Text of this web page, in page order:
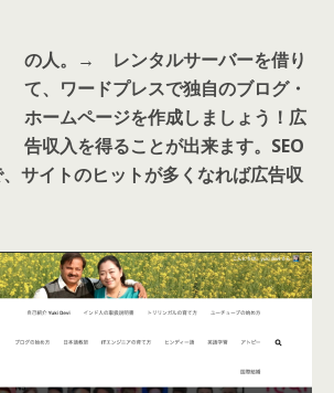
の人。→ レンタルサーバーを借り
て、ワードプレスで独自のブログ・
ホームページを作成しましょう！広
告収入を得ることが出来ます。SEO
サイトのヒットが多くなれば広告収